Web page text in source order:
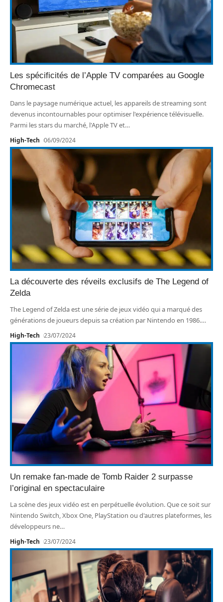
Les spécificités de l’Apple TV comparées au Google
Chromecast
Dans le paysage numérique actuel, les appareils de streaming sont
devenus incontournables pour optimiser l'expérience télévisuelle.
Parmi les stars du marché, l'Apple TV et…
High-Tech 06/09/2024
La découverte des réveils exclusifs de The Legend of
Zelda
The Legend of Zelda est une série de jeux vidéo qui a marqué des
générations de joueurs depuis sa création par Nintendo en 1986.…
High-Tech 23/07/2024
Un remake fan-made de Tomb Raider 2 surpasse
l’original en spectaculaire
La scène des jeux vidéo est en perpétuelle évolution. Que ce soit sur
Nintendo Switch, Xbox One, PlayStation ou d'autres plateformes, les
développeurs ne…
High-Tech 23/07/2024